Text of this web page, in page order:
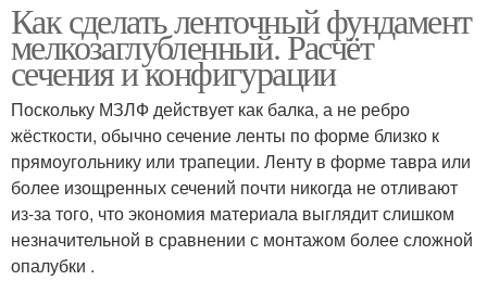
фундамент
Мелкозаглубленный
фундамент
Плитный фундамент
Фундамент на
поверхности
Фундамент под дом
Фундамент под
Как сделать ленточный фундамент
мелкозаглубленный. Расчёт
сечения и конфигурации
Поскольку МЗЛФ действует как балка, а не ребро
жёсткости, обычно сечение ленты по форме близко к
прямоугольнику или трапеции. Ленту в форме тавра или
более изощренных сечений почти никогда не отливают
из-за того, что экономия материала выглядит слишком
незначительной в сравнении с монтажом более сложной
опалубки .